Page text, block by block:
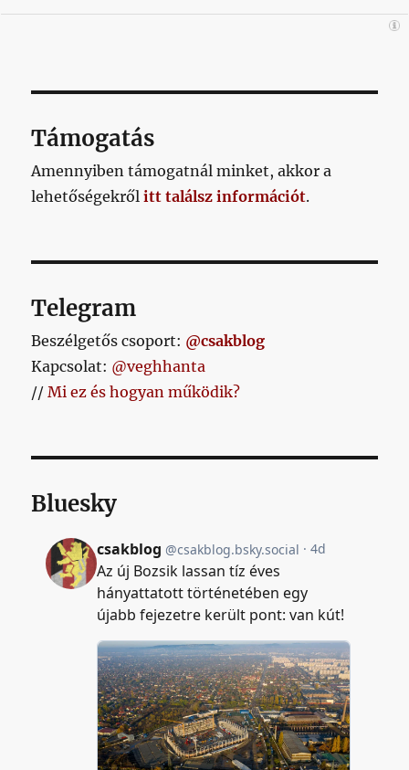
Támogatás
Amennyiben támogatnál minket, akkor a
lehetőségekrőlitt találsz információt.
Telegram
Beszélgetős csoport: @csakblog
Kapcsolat: @veghhanta
//Mi ez és hogyan működik?
Bluesky